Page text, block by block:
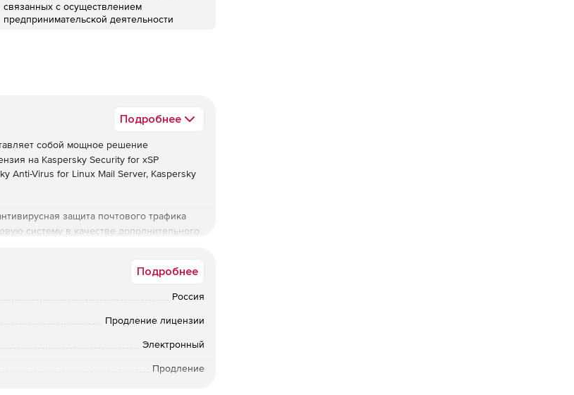
связанных с осуществлением
предпринимательской деятельности
Подробнее
собой мощное решение
на Kaspersky Security for xSP
Anti-Virus for Linux Mail Server, Kaspersky
защита почтового трафика
систему в качестве дополни­тельного
предназначен для наиболее
for Linux Mail Server:
производит поиск вредоносного кода
поиск и удаление всех типов
Подробнее
Россия
Продление лицензии
Электронный
Продление